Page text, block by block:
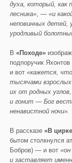
духа, который, как
лесника», — «и
неповинных детей,
уродливый
В «Походе»
подпоручик
и вот «кажется,
тысячами
их от родных
и гонит — Бог
ненавистной ночи».
В рассказе «В
бытом столкнулся
Бобров) — и вот
и заставляет